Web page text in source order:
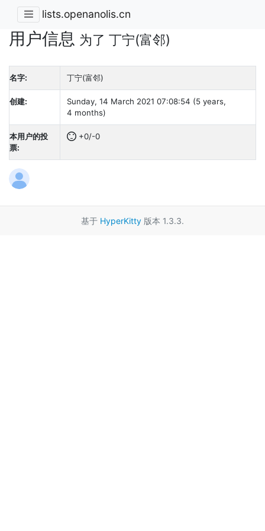
lists.openanolis.cn
用户信息 为了 丁宁(富邻)
名字: 丁宁(富邻)
创建:
Sunday, 14 March 2021 07:08:54 (5 years,
4 months)
本用户的投
票:
+0/-0
基于 HyperKitty 版本 1.3.3.